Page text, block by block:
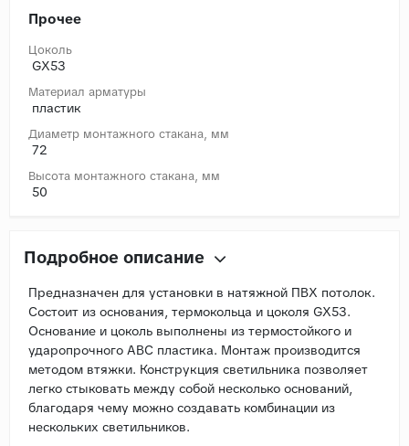
Прочее
Цоколь
GX53
Материал арматуры
пластик
Диаметр монтажного стакана, мм
72
Высота монтажного стакана, мм
50
Подробное описание
Предназначен для установки в натяжной ПВХ потолок.
Состоит из основания, термокольца и цоколя GX53.
Основание и цоколь выполнены из термостойкого и
ударопрочного АВС пластика. Монтаж производится
методом втяжки. Конструкция светильника позволяет
легко стыковать между собой несколько оснований,
благодаря чему можно создавать комбинации из
нескольких светильников.